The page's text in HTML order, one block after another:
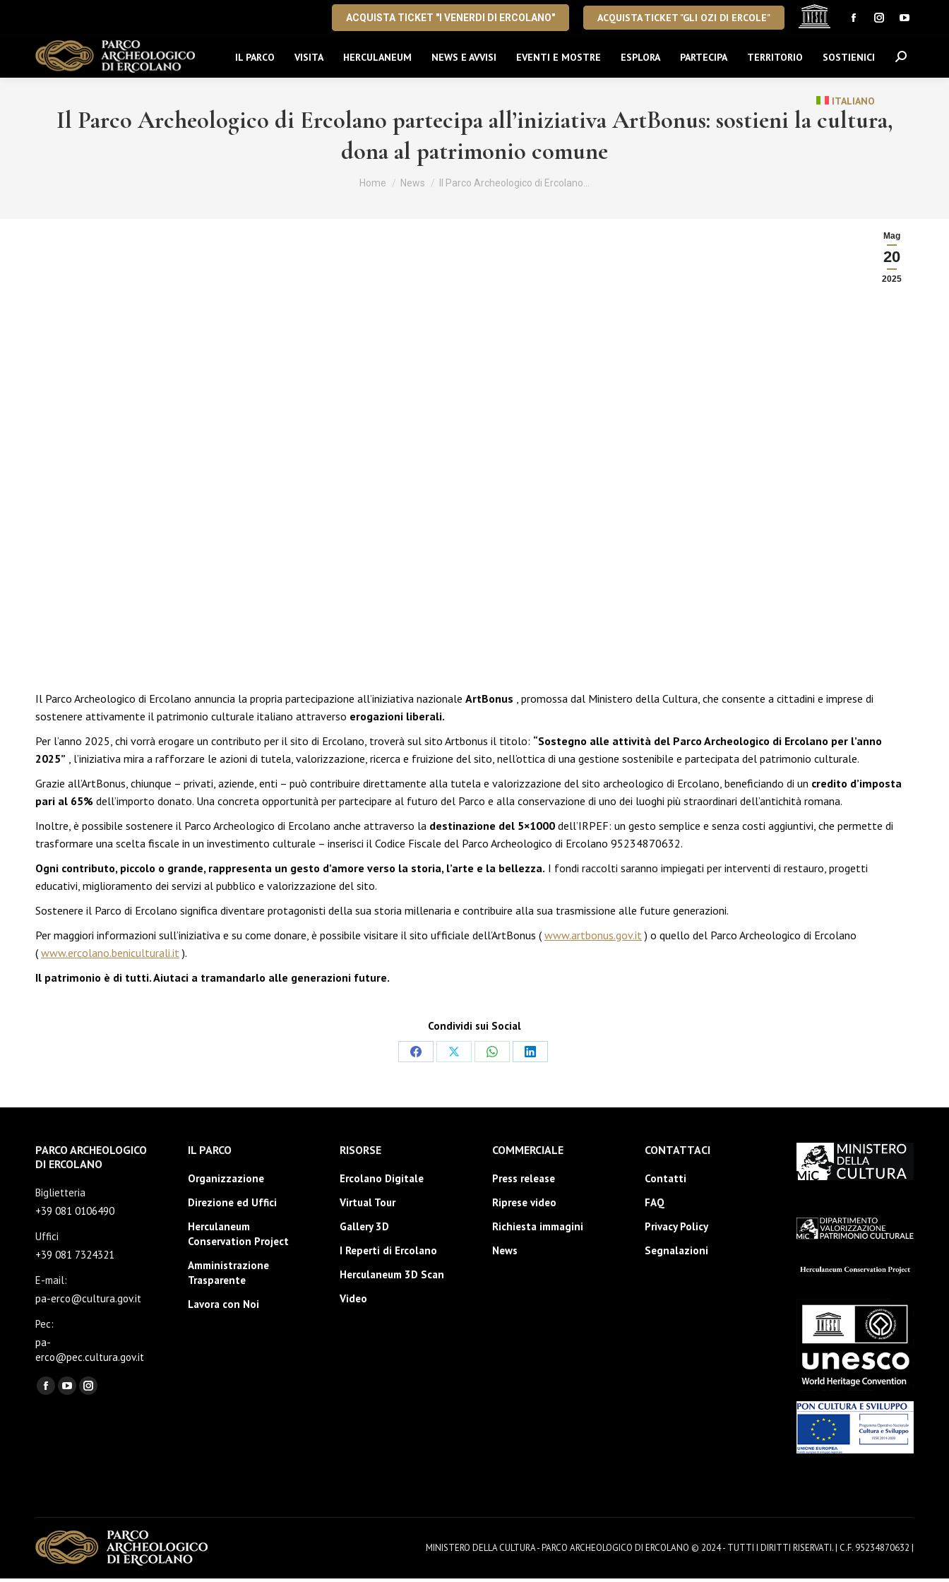
ACQUISTA TICKET "I VENERDI DI ERCOLANO" ACQUISTA TICKET "GLI OZI DI ERCOLE"
Facebook
opens
in
new
window
Instagram
opens
in
window
YouTube
opens
in
IL PARCO VISITA HERCULANEUM NEWS E AVVISI EVENTI E MOSTRE ESPLORA PARTECIPA TERRITORIO SOSTIENICI
ITALIANO
Cerca:
Il Parco Archeologico di Ercolano partecipa all’iniziativa ArtBonus: sostieni la cultura,
dona al patrimonio comune
Tu sei qui:
Home News Il Parco Archeologico di Ercolano…
Mag
20
2025
Il Parco Archeologico di Ercolano annuncia la propria partecipazione all’iniziativa nazionale ArtBonus , promossa dal Ministero della Cultura, che consente a cittadini e imprese di
sostenere attivamente il patrimonio culturale italiano attraverso erogazioni liberali.
Per l’anno 2025, chi vorrà erogare un contributo per il sito di Ercolano, troverà sul sito Artbonus il titolo: “Sostegno alle attività del Parco Archeologico di Ercolano per l’anno
2025” , l’iniziativa mira a rafforzare le azioni di tutela, valorizzazione, ricerca e fruizione del sito, nell’ottica di una gestione sostenibile e partecipata del patrimonio culturale.
Grazie all’ArtBonus, chiunque – privati, aziende, enti – può contribuire direttamente alla tutela e valorizzazione del sito archeologico di Ercolano, beneficiando di un credito d’imposta
pari al 65% dell’importo donato. Una concreta opportunità per partecipare al futuro del Parco e alla conservazione di uno dei luoghi più straordinari dell’antichità romana.
Inoltre, è possibile sostenere il Parco Archeologico di Ercolano anche attraverso la destinazione del 5×1000 dell’IRPEF: un gesto semplice e senza costi aggiuntivi, che permette di
trasformare una scelta fiscale in un investimento culturale – inserisci il Codice Fiscale del Parco Archeologico di Ercolano 95234870632.
Ogni contributo, piccolo o grande, rappresenta un gesto d’amore verso la storia, l’arte e la bellezza. I fondi raccolti saranno impiegati per interventi di restauro, progetti
educativi, miglioramento dei servizi al pubblico e valorizzazione del sito.
Sostenere il Parco di Ercolano significa diventare protagonisti della sua storia millenaria e contribuire alla sua trasmissione alle future generazioni.
Per maggiori informazioni sull’iniziativa e su come donare, è possibile visitare il sito ufficiale dell’ArtBonus (www.artbonus.gov.it) o quello del Parco Archeologico di Ercolano
(www.ercolano.beniculturali.it).
Il patrimonio è di tutti. Aiutaci a tramandarlo alle generazioni future.
Condividi sui Social
CondividiCondividiCondividiCondividi
PARCO ARCHEOLOGICO
DI ERCOLANO
Biglietteria
+39 081 0106490
Uffici
+39 081 7324321
E-mail:
pa-erco@cultura.gov.it
Pec:
pa-
erco@pec.cultura.gov.it
Ci puoi trovare su:
Facebook
YouTubeInstagram
IL PARCO
Organizzazione
Direzione ed Uffici
Herculaneum
Conservation Project
Amministrazione
Trasparente
Lavora con Noi
RISORSE
Ercolano Digitale
Virtual Tour
Gallery 3D
I Reperti di Ercolano
Herculaneum 3D Scan
Video
COMMERCIALE
Press release
Riprese video
Richiesta immagini
News
CONTATTACI
Contatti
FAQ
Privacy Policy
Segnalazioni
MINISTERO DELLA CULTURA - PARCO ARCHEOLOGICO DI ERCOLANO © 2024 - TUTTI I DIRITTI RISERVATI. | C.F. 95234870632 |